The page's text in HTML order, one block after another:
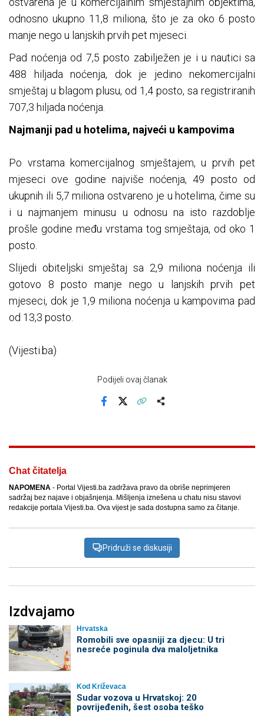
odnosno ukupno 11,8 miliona, što je za oko 6 posto
manje nego u lanjskih prvih pet mjeseci.
Pad noćenja od 7,5 posto zabilježen je i u nautici sa
488 hiljada noćenja, dok je jedino nekomercijalni
smještaj u blagom plusu, od 1,4 posto, sa registriranih
707,3 hiljada noćenja.
Najmanji pad u hotelima, najveći u kampovima
Po vrstama komercijalnog smještajem, u prvih pet
mjeseci ove godine najviše noćenja, 49 posto od
ukupnih ili 5,7 miliona ostvareno je u hotelima, čime su
i u najmanjem minusu u odnosu na isto razdoblje
prošle godine među vrstama tog smještaja, od oko 1
posto.
Slijedi obiteljski smještaj sa 2,9 miliona noćenja ili
gotovo 8 posto manje nego u lanjskih prvih pet
mjeseci, dok je 1,9 miliona noćenja u kampovima pad
od 13,3 posto.
(Vijesti.ba)
Podijeli ovaj članak
Chat čitatelja
NAPOMENA - Portal Vijesti.ba zadržava pravo da obriše neprimjeren
sadržaj bez najave i objašnjenja. Mišljenja iznešena u chatu nisu stavovi
redakcije portala Vijesti.ba. Ova vijest je sada dostupna samo za čitanje.
Pridruži se diskusiji
Izdvajamo
Hrvatska
Romobili sve opasniji za djecu: U tri
nesreće poginula dva maloljetnika
Kod Križevaca
Sudar vozova u Hrvatskoj: 20
povrijeđenih, šest osoba teško